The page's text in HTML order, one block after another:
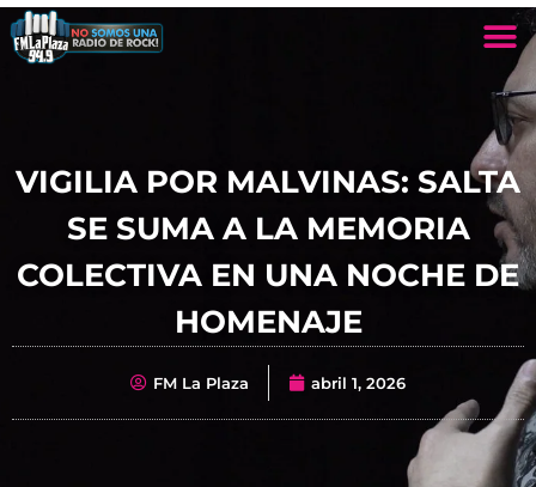
VIGILIA POR MALVINAS: SALTA
SE SUMA A LA MEMORIA
COLECTIVA EN UNA NOCHE DE
HOMENAJE
FM La Plaza abril 1, 2026